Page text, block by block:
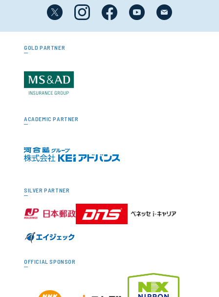
GOLD PARTNER
ACADEMIC PARTNER
SILVER PARTNER
OFFICIAL SPONSOR